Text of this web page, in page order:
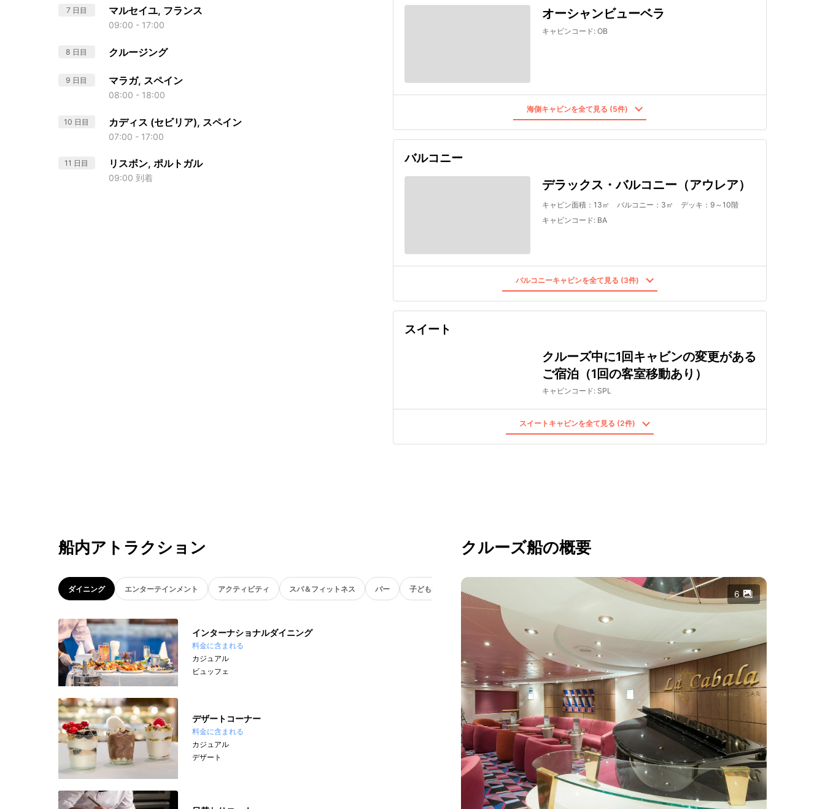
7 日目 マルセイユ, フランス
09:00 - 17:00
8 日目 クルージング
9 日目 マラガ, スペイン
08:00 - 18:00
10 日目 カディス (セビリア), スペイン
07:00 - 17:00
11 日目 リスボン, ポルトガル
09:00 到着
オーシャンビューベラ
キャビンコード: OB
海側キャビンを全て見る (5件)
バルコニー
デラックス・バルコニー（アウレア）
キャビン面積：13㎡ バルコニー：3㎡ デッキ：9～10階
キャビンコード: BA
バルコニーキャビンを全て見る (3件)
スイート
クルーズ中に1回キャビンの変更がある
ご宿泊（1回の客室移動あり）
キャビンコード: SPL
スイートキャビンを全て見る (2件)
船内アトラクション
ダイニング エンターテインメント アクティビティ スパ＆フィットネス バー 子ども向け
インターナショナルダイニング
料金に含まれる
カジュアル
ビュッフェ
デザートコーナー
料金に含まれる
カジュアル
デザート
クルーズ船の概要
6